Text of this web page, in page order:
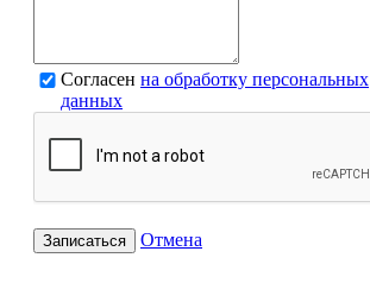
Согласен на обработку персональных
данных
Записаться Отмена